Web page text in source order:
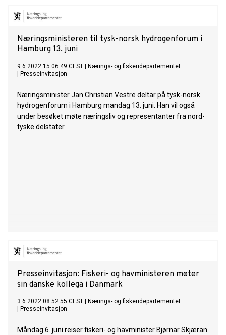
Næringsministeren til tysk-norsk hydrogenforum i
Hamburg 13. juni
9.6.2022 15:06:49 CEST
Nærings- og fiskeridepartementet
Presseinvitasjon
Næringsminister Jan Christian Vestre deltar på tysk-norsk
hydrogenforum i Hamburg mandag 13. juni. Han vil også
under besøket møte næringsliv og representanter fra nord-
tyske delstater.
Presseinvitasjon: Fiskeri- og havministeren møter
sin danske kollega i Danmark
3.6.2022 08:52:55 CEST
Nærings- og fiskeridepartementet
Presseinvitasjon
Måndag 6. juni reiser fiskeri- og havminister Bjørnar Skjæran